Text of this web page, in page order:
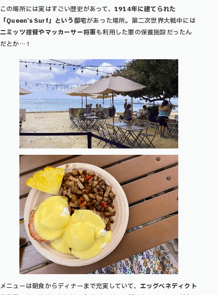
この場所には実はすごい歴史があって、 1914年に建てられた
「Queen’s Surf」という邸宅があった場所。第二次世界大戦中には
ニミッツ提督やマッカーサー将軍も利用した軍の保養施設だったん
だとか…！
メニューは朝食からディナーまで充実していて、 エッグベネディクト